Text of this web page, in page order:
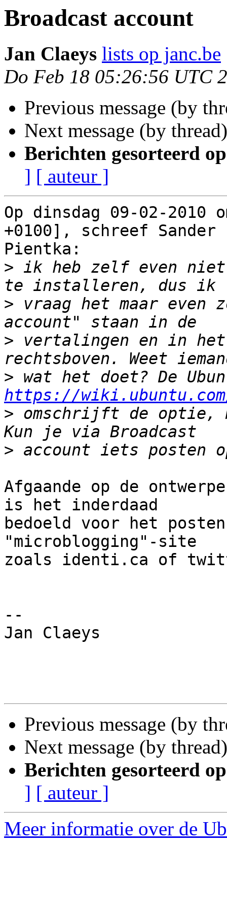
Broadcast account
Jan Claeys lists op janc.be
Do Feb 18 05:26:56 UTC
Previous message (by
Next message (by
Berichten gesorteerd
] [ auteur ]
Op dinsdag 09-02-
+0100], schreef Sander
Pientka:
> ik heb zelf even niet
> vraag het maar even
> vertalingen en in het
>
https://wiki.ubuntu.com/
> omschrijft de optie,
>
Afgaande op de
is het inderdaad
bedoeld voor het
"microblogging"-site
zoals identi.ca of
--
Jan Claeys
Previous message (by
Next message (by
Berichten gesorteerd
] [ auteur ]
Meer informatie over de